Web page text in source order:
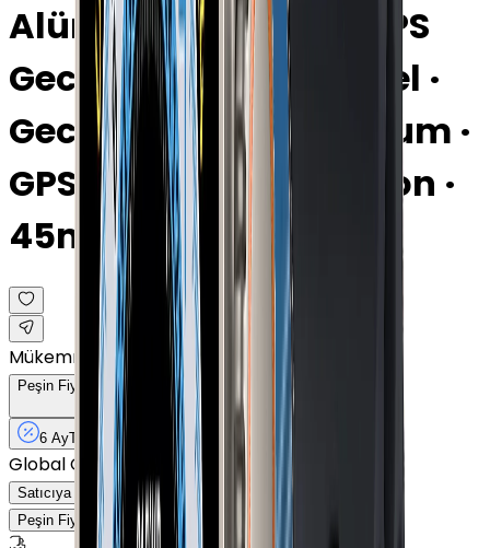
Alüminyum 45mm GPS
Gece yarısı Mükemmel ·
Gece Yarısı · Alüminyum ·
GPS · Spor Siyah Kordon ·
45mm
Mükemmel
Peşin Fiyatına 6Taksit x3.325 TL
6 AyTaksit 12 Ay Güvence
Global Gsm İzmir 8.2
Satıcıya Sor
Peşin Fiyatına 6 taksit x 3.325 TL